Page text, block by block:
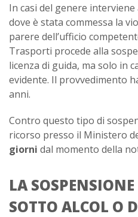
In casi del genere
dove è stata commessa la
parere dell’ufficio
Trasporti procede alla
licenza di guida, ma solo in
evidente. Il provvedimento
anni.
Contro questo tipo di
ricorso presso il Ministero
giorni dal momento della
LA
SOTTO ALCOL O